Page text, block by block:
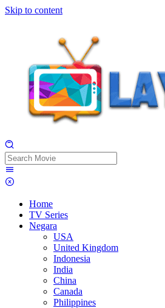
Skip to content
Home
TV Series
Negara
USA
United Kingdom
Indonesia
India
China
Canada
Philippines